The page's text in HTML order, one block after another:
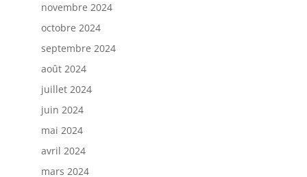
novembre 2024
octobre 2024
septembre 2024
août 2024
juillet 2024
juin 2024
mai 2024
avril 2024
mars 2024